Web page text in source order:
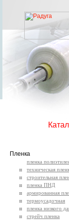
Пленка
пленка
техническая
строительная
пленка ПНД
армированная
термоусадочная
пленка низкого
стрейч пленка